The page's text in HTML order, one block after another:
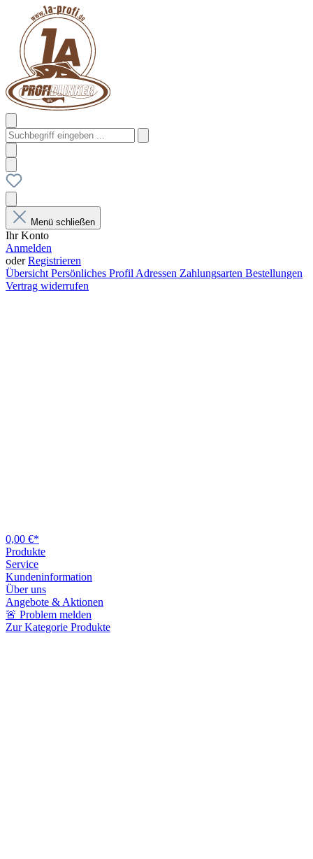
Menü schließen
Ihr Konto
Anmelden
oderRegistrieren
Übersicht Persönliches Profil Adressen Zahlungsarten Bestellungen
Vertrag widerrufen
0,00 €*
Produkte
Service
Kundeninformation
Über uns
Angebote & Aktionen
🚨 Problem melden
Zur Kategorie Produkte